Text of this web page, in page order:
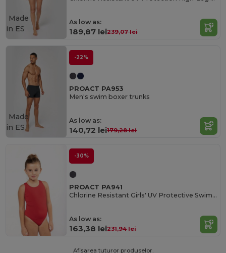
As low as:
189,87 lei239,07 lei
Made
in ES
-22%
PROACT PA953
Men's swim boxer trunks
As low as:
140,72 lei179,28 lei
Made
in ES
-30%
PROACT PA941
Chlorine Resistant Girls' UV Protective Swimsuit
As low as:
163,38 lei231,94 lei
Afișarea tuturor produselor.